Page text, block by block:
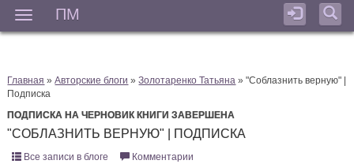
ПМ
Главная »Авторские блоги »Золотаренко Татьяна » "Соблазнить верную" |
Подписка
ПОДПИСКА НА ЧЕРНОВИК КНИГИ ЗАВЕРШЕНА
"СОБЛАЗНИТЬ ВЕРНУЮ" | ПОДПИСКА
Все записи в блоге
Комментарии